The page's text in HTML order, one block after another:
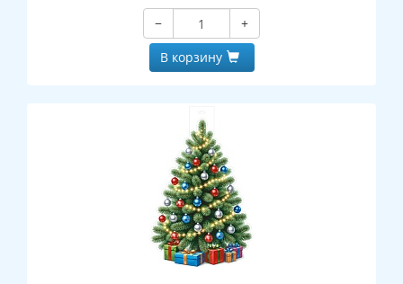
−
+
В корзину